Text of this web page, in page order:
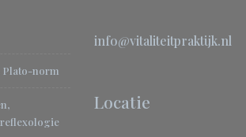
Plato-norm
info@vitaliteitpraktijk.nl
Locatie